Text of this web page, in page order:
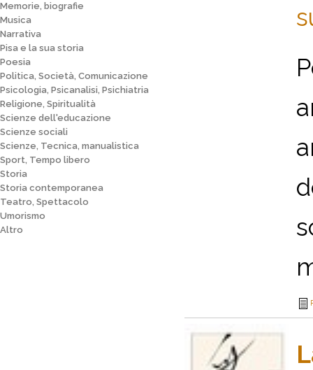
Memorie, biografie
Musica
Narrativa
Pisa e la sua storia
Poesia
Politica, Società, Comunicazione
Psicologia, Psicanalisi, Psichiatria
Religione, Spiritualità
Scienze dell'educazione
Scienze sociali
Scienze, Tecnica, manualistica
Sport, Tempo libero
Storia
Storia contemporanea
Teatro, Spettacolo
Umorismo
Altro